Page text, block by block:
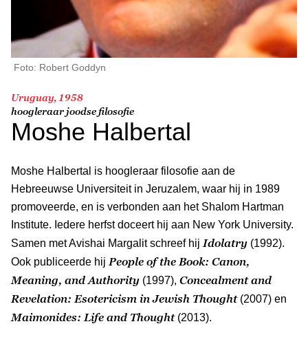
Foto: Robert Goddyn
Uruguay, 1958
hoogleraar joodse filosofie
Moshe Halbertal
Moshe Halbertal is hoogleraar filosofie aan de
Hebreeuwse Universiteit in Jeruzalem, waar hij in 1989
promoveerde, en is verbonden aan het Shalom Hartman
Institute. Iedere herfst doceert hij aan New York University.
Samen met Avishai Margalit schreef hij Idolatry (1992).
Ook publiceerde hij People of the Book: Canon,
Meaning, and Authority (1997), Concealment and
Revelation: Esotericism in Jewish Thought(2007) en
Maimonides: Life and Thought(2013).